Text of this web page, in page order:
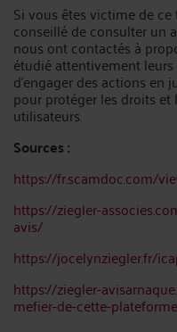
Si vous êtes victime de
conseillé de consulter un
nous ont contactés à
étudié attentivement
d’engager des actions
pour protéger les droits
utilisateurs.
Sources :
https://fr.scamdoc.com/
https://ziegler-
avis/
https://jocelynziegler.fr/
https://ziegler-
mefier-de-cette-